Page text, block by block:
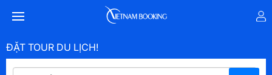
ĐẶT TOUR DU LỊCH!